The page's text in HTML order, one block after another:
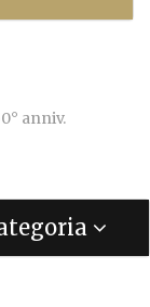
anniv.